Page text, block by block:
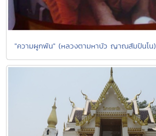
"ความผูกพัน" (หลวงตามหาบัว ญาณสัมปันโน)